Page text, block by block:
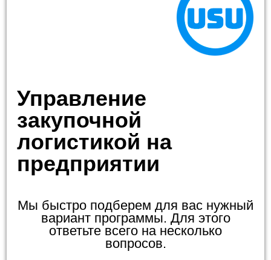
Управление
закупочной
логистикой на
предприятии
Мы быстро подберем для вас нужный
вариант программы. Для этого
ответьте всего на несколько
вопросов.